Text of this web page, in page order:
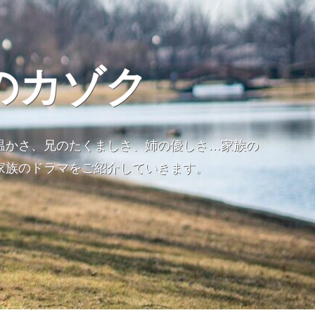
カゾク
かさ、兄のたくましさ、姉の優しさ…家族の
のドラマをご紹介していきます。